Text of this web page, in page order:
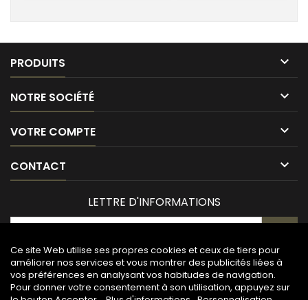
PRODUITS 
NOTRE SOCIÉTÉ 
VOTRE COMPTE 
CONTACT 
Ce site Web utilise ses propres cookies et ceux de tiers pour
améliorer nos services et vous montrer des publicités liées à
vos préférences en analysant vos habitudes de navigation.
Pour donner votre consentement à son utilisation, appuyez sur
LETTRE D'INFORMATIONS